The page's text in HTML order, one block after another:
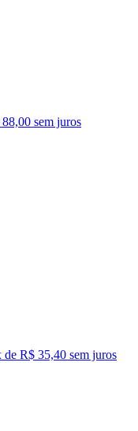
sem juros
de R$ 35,40 sem juros